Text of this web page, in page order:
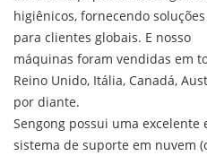
higiênicos, fornecendo
para clientes globais. E nosso
máquinas foram vendidas em
Reino Unido, Itália, Canadá,
por diante.
Sengong possui uma
sistema de suporte em nuvem